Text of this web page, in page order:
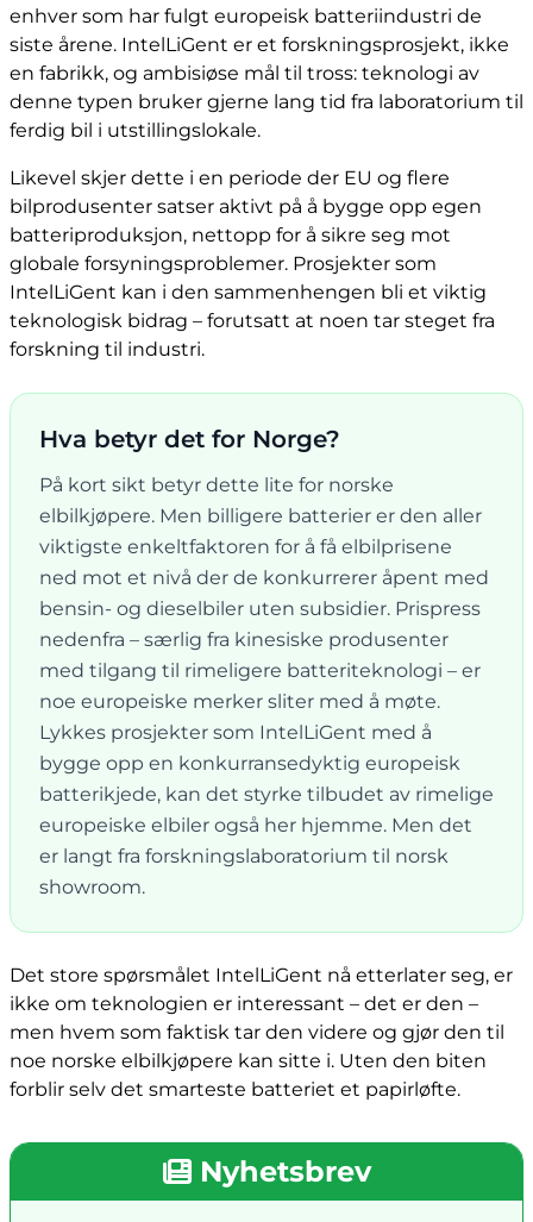
enhver som har fulgt europeisk batteriindustri de
siste årene. IntelLiGent er et forskningsprosjekt, ikke
en fabrikk, og ambisiøse mål til tross: teknologi av
denne typen bruker gjerne lang tid fra laboratorium til
ferdig bil i utstillingslokale.
Likevel skjer dette i en periode der EU og flere
bilprodusenter satser aktivt på å bygge opp egen
batteriproduksjon, nettopp for å sikre seg mot
globale forsyningsproblemer. Prosjekter som
IntelLiGent kan i den sammenhengen bli et viktig
teknologisk bidrag – forutsatt at noen tar steget fra
forskning til industri.
Hva betyr det for Norge?
På kort sikt betyr dette lite for norske
elbilkjøpere. Men billigere batterier er den aller
viktigste enkeltfaktoren for å få elbilprisene
ned mot et nivå der de konkurrerer åpent med
bensin- og dieselbiler uten subsidier. Prispress
nedenfra – særlig fra kinesiske produsenter
med tilgang til rimeligere batteriteknologi – er
noe europeiske merker sliter med å møte.
Lykkes prosjekter som IntelLiGent med å
bygge opp en konkurransedyktig europeisk
batterikjede, kan det styrke tilbudet av rimelige
europeiske elbiler også her hjemme. Men det
er langt fra forskningslaboratorium til norsk
showroom.
Det store spørsmålet IntelLiGent nå etterlater seg, er
ikke om teknologien er interessant – det er den –
men hvem som faktisk tar den videre og gjør den til
noe norske elbilkjøpere kan sitte i. Uten den biten
forblir selv det smarteste batteriet et papirløfte.
Nyhetsbrev